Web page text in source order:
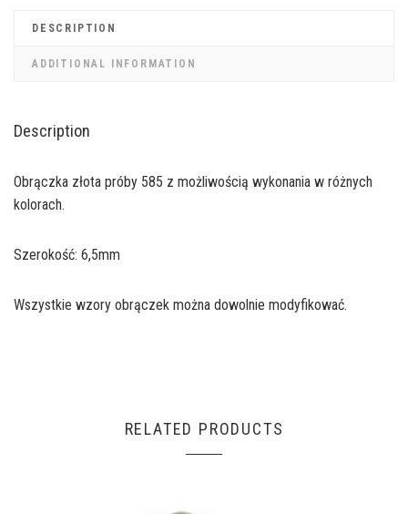
DESCRIPTION
ADDITIONAL INFORMATION
Description
Obrączka złota próby 585 z możliwością wykonania w różnych
kolorach.
Szerokość: 6,5mm
Wszystkie wzory obrączek można dowolnie modyfikować.
RELATED PRODUCTS